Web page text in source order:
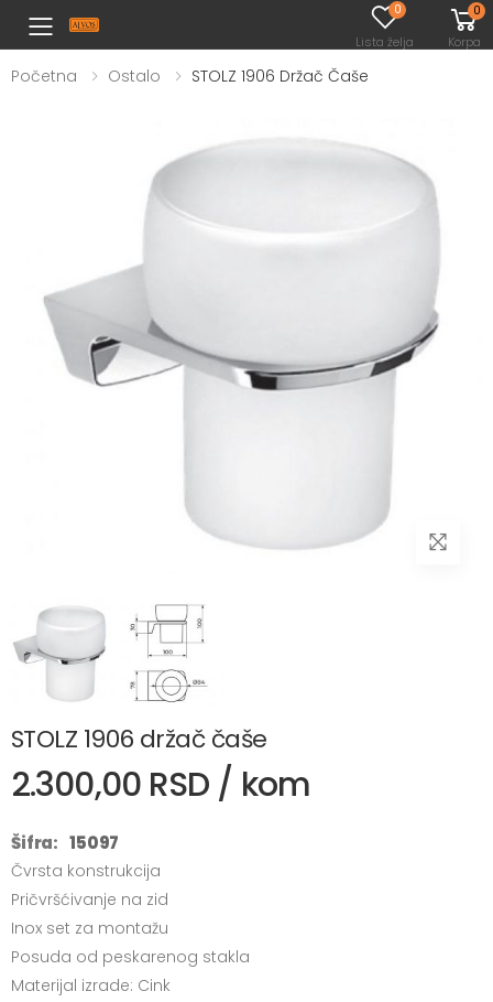
Toggle mobile menu
0
Lista želja
0
Korpa
Početna Ostalo STOLZ 1906 Držač Čaše
STOLZ 1906 držač čaše
2.300,00 RSD / kom
Šifra: 15097
Čvrsta konstrukcija
Pričvršćivanje na zid
Inox set za montažu
Posuda od peskarenog stakla
Materijal izrade: Cink